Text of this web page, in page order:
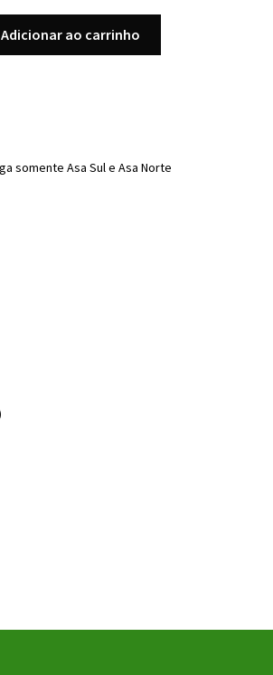
Adicionar ao carrinho
somente Asa Sul e Asa Norte